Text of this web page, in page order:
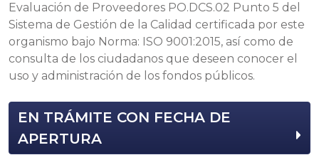
Evaluación de Proveedores PO.DCS.02 Punto 5 del
Sistema de Gestión de la Calidad certificada por este
organismo bajo Norma: ISO 9001:2015, así como de
consulta de los ciudadanos que deseen conocer el
uso y administración de los fondos públicos.
EN TRÁMITE CON FECHA DE
APERTURA